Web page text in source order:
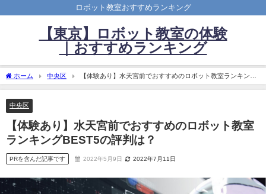
ロボット教室おすすめランキング
【東京】ロボット教室の体験
｜おすすめランキング
ホーム 中央区
【体験あり】水天宮前でおすすめのロボット教室ランキング
BEST5の評判は？
中央区
【体験あり】水天宮前でおすすめのロボット教室
ランキングBEST5の評判は？
PRを含んだ記事です 2022年5月9日 2022年7月11日